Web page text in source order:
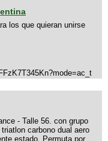
los que quieran unirse
- Talle 56. con grupo
carbono dual aero
estado. Permuta por